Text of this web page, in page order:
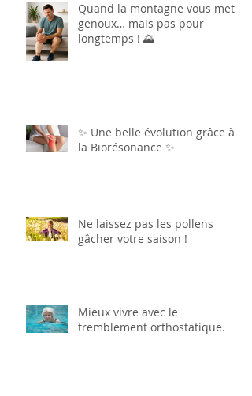
Quand la montagne vous met à
genoux… mais pas pour
longtemps ! 🌄
✨ Une belle évolution grâce à
la Biorésonance ✨
Ne laissez pas les pollens
gâcher votre saison !
Mieux vivre avec le
tremblement orthostatique.